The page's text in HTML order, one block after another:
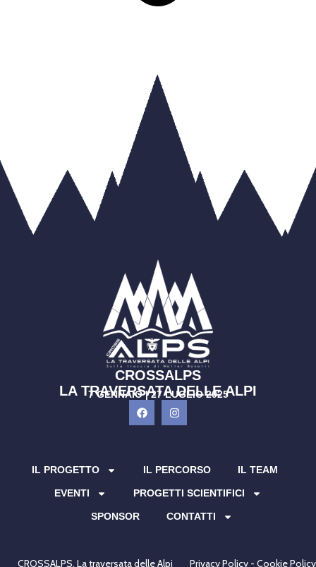
CROSSALPS
LA TRAVERSATA DELLE ALPI
7 GENNAIO | 27 LUGLIO 2025
IL PROGETTO IL PERCORSO IL TEAM
EVENTI PROGETTI SCIENTIFICI
SPONSOR CONTATTI
CROSSALPS. La traversata delle Alpi Privacy Policy - Cookie Policy